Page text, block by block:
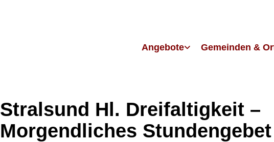
Angebote Gemeinden &
Stralsund Hl. Dreifaltigkeit –
Morgendliches Stundengebet